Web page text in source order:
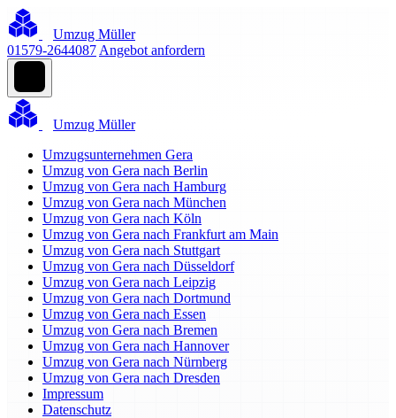
Umzug Müller
01579-2644087 Angebot anfordern
Umzug Müller
Umzugsunternehmen Gera
Umzug von Gera nach Berlin
Umzug von Gera nach Hamburg
Umzug von Gera nach München
Umzug von Gera nach Köln
Umzug von Gera nach Frankfurt am Main
Umzug von Gera nach Stuttgart
Umzug von Gera nach Düsseldorf
Umzug von Gera nach Leipzig
Umzug von Gera nach Dortmund
Umzug von Gera nach Essen
Umzug von Gera nach Bremen
Umzug von Gera nach Hannover
Umzug von Gera nach Nürnberg
Umzug von Gera nach Dresden
Impressum
Datenschutz